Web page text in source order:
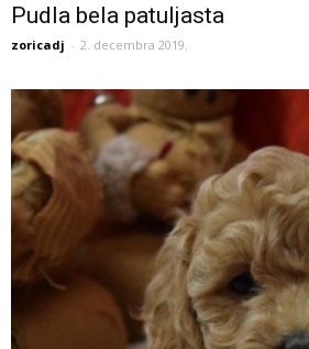
Pudla bela patuljasta
zoricadj - 2. decembra 2019.